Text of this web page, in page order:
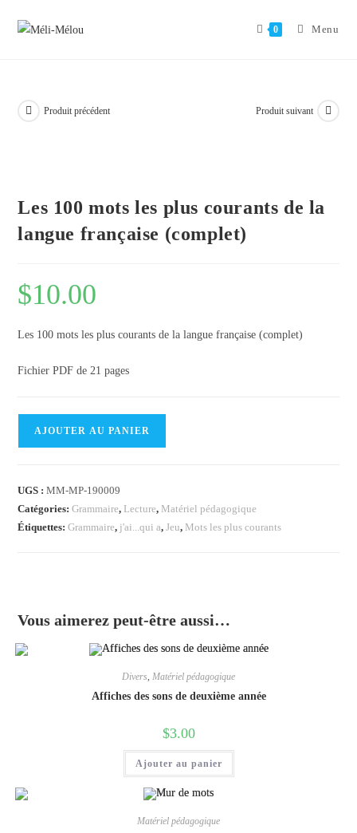
0 Menu
Produit précédent Produit suivant
Les 100 mots les plus courants de la
langue française (complet)
$10.00
Les 100 mots les plus courants de la langue française (complet)
Fichier PDF de 21 pages
mots
les
langue
française
AJOUTER AU PANIER
UGS :MM-MP-190009
Catégories:Grammaire, Lecture, Matériel pédagogique
Étiquettes:Grammaire, j'ai...qui a,Jeu, Mots les plus courants
Vous aimerez peut-être aussi…
Divers, Matériel pédagogique
Affiches des sons de deuxième année
$3.00
Ajouter au panier
Matériel pédagogique